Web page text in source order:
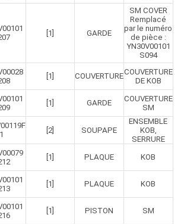
[1] GARDE
SM COVER
Remplacé
par le numéro
de pièce :
YN30V00101
S094
[1] COUVERTURECOUVERTURE
DE KOB
[1] GARDE
COUVERTURE
SM
1
[2] SOUPAPE
ENSEMBLE
KOB,
SERRURE
[1] PLAQUE KOB
[1] PLAQUE KOB
[1] PISTON SM